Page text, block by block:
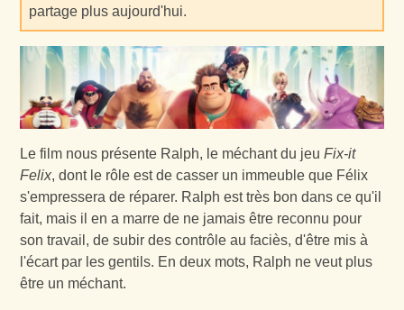
partage plus aujourd'hui.
Le film nous présente Ralph, le méchant du jeuFix-it
Felix, dont le rôle est de casser un immeuble que Félix
s'empressera de réparer. Ralph est très bon dans ce qu'il
fait, mais il en a marre de ne jamais être reconnu pour
son travail, de subir des contrôle au faciès, d'être mis à
l'écart par les gentils. En deux mots, Ralph ne veut plus
être un méchant.